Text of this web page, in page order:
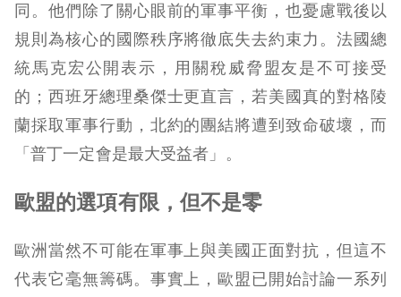
同。他們除了關心眼前的軍事平衡，也憂慮戰後以
規則為核心的國際秩序將徹底失去約束力。法國總
統馬克宏公開表示，用關稅威脅盟友是不可接受
的；西班牙總理桑傑士更直言，若美國真的對格陵
蘭採取軍事行動，北約的團結將遭到致命破壞，而
「普丁一定會是最大受益者」。
歐盟的選項有限，但不是零
歐洲當然不可能在軍事上與美國正面對抗，但這不
代表它毫無籌碼。事實上，歐盟已開始討論一系列